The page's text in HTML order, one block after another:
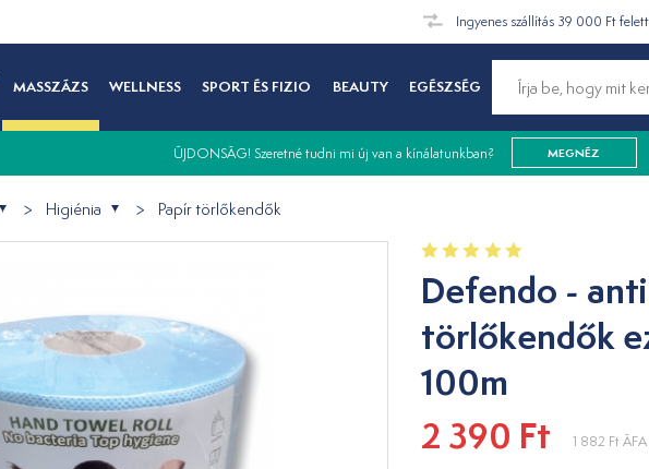
Ingyenes szállítás 39 000 Ft felett
MASSZÁZS WELLNESS SPORT ÉS FIZIO BEAUTY EGÉSZSÉG
ÚJDONSÁG! Szeretné tudni mi új van a kínálatunkban? MEGNÉZ
Higiénia Papír törlőkendők
Defendo -
törlőkendők
100m
2 390 Ft
1 882 Ft